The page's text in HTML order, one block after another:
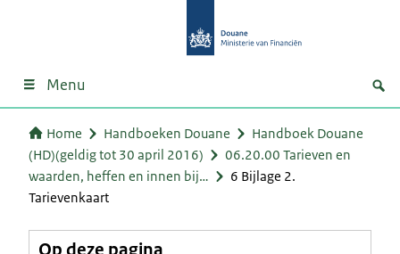
Menu
Home Handboeken Douane
Handboek Douane
(HD)(geldig tot 30 april 2016)
06.20.00 Tarieven en
waarden, heffen en innen bij…
6 Bijlage 2.
Tarievenkaart